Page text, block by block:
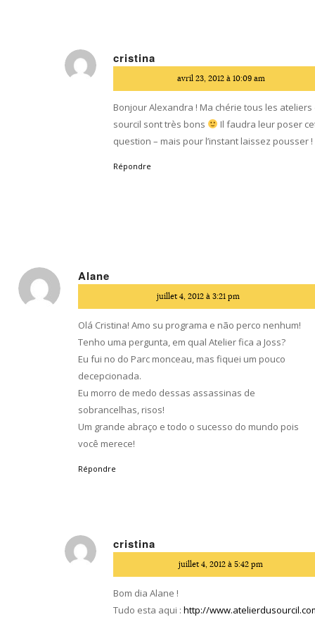
cristina
avril 23, 2012 à 10:09 am
Bonjour Alexandra ! Ma chérie tous les ateliers
sourcil sont très bons
Il faudra leur poser
question – mais pour l’instant laissez pousser !
Répondre
Alane
:
juillet 4, 2012 à 3:21 pm
Olá Cristina! Amo su programa e não perco nenhum!
Tenho uma pergunta, em qual Atelier fica a Joss?
Eu fui no do Parc monceau, mas fiquei um pouco
decepcionada.
Eu morro de medo dessas assassinas de
sobrancelhas, risos!
Um grande abraço e todo o sucesso do mundo pois
você merece!
Répondre
cristina
juillet 4, 2012 à 5:42 pm
Bom dia Alane !
Tudo esta aqui :http://